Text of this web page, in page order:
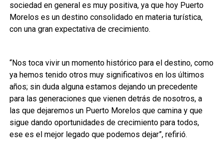
sociedad en general es muy positiva, ya que hoy Puerto
Morelos es un destino consolidado en materia turística,
con una gran expectativa de crecimiento.
“Nos toca vivir un momento histórico para el destino, como
ya hemos tenido otros muy significativos en los últimos
años; sin duda alguna estamos dejando un precedente
para las generaciones que vienen detrás de nosotros, a
las que dejaremos un Puerto Morelos que camina y que
sigue dando oportunidades de crecimiento para todos,
ese es el mejor legado que podemos dejar”, refirió.